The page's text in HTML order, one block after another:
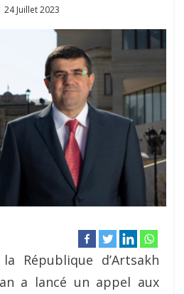
Posted
24 Juillet 2023
République d’Artsakh
a lancé un appel aux